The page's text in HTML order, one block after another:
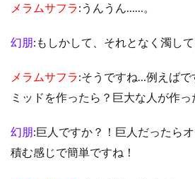
メラムサフラ:うんうん……。
幻朋:もしかして、それとなく濁して
メラムサフラ:そうですね…例えばで
ミッドを作ったら？巨大な人が作
幻朋:巨人ですか？！巨人だったら
積む感じで簡単ですね！